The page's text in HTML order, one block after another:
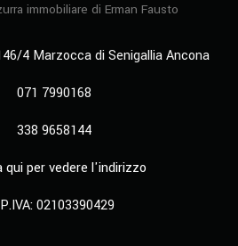
4 Marzocca di Senigallia Ancona
071 7990168
338 9658144
qui per vedere l'indirizzo
P.IVA: 02103390429